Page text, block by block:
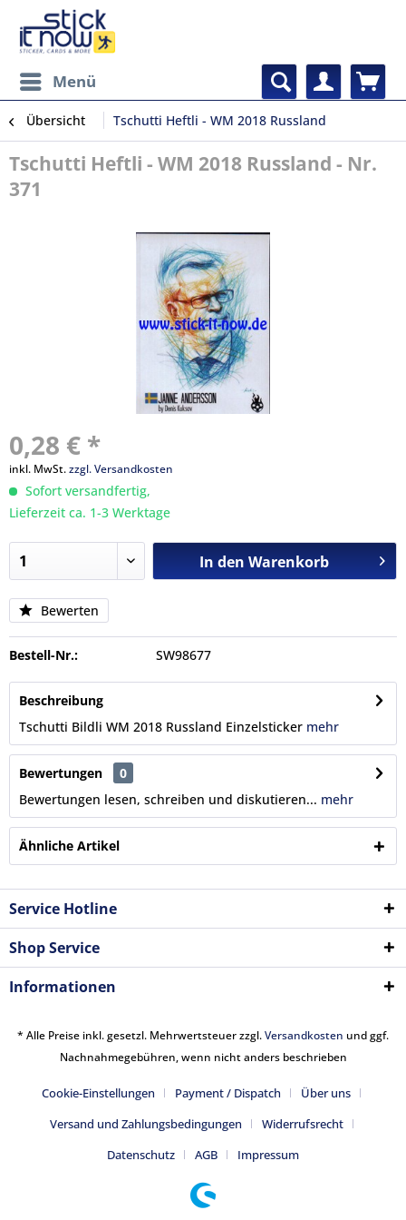
Menü
Übersicht Tschutti Heftli - WM 2018 Russland
Tschutti Heftli - WM 2018 Russland - Nr.
371
0,28 € *
inkl. MwSt.zzgl. Versandkosten
Sofort versandfertig,
Lieferzeit ca. 1-3 Werktage
In den Warenkorb
Bewerten
Bestell-Nr.: SW98677
Beschreibung
Tschutti Bildli WM 2018 Russland Einzelsticker mehr
Bewertungen
0
Bewertungen lesen, schreiben und diskutieren... mehr
Ähnliche Artikel
Service Hotline
Shop Service
Informationen
* Alle Preise inkl. gesetzl. Mehrwertsteuer zzgl.Versandkosten und ggf.
Nachnahmegebühren, wenn nicht anders beschrieben
Cookie-Einstellungen Payment / Dispatch
Über uns
Versand und Zahlungsbedingungen
Widerrufsrecht
Datenschutz
AGB Impressum